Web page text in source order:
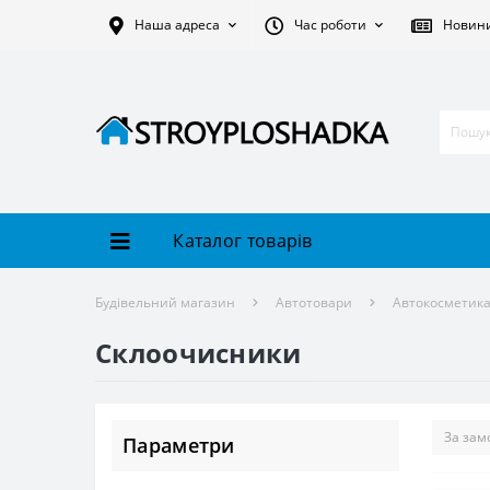
Наша адреса Час роботи
Каталог товарів
Будівельний магазин Автотовари Автокосметика
Склоочисники
Параметри